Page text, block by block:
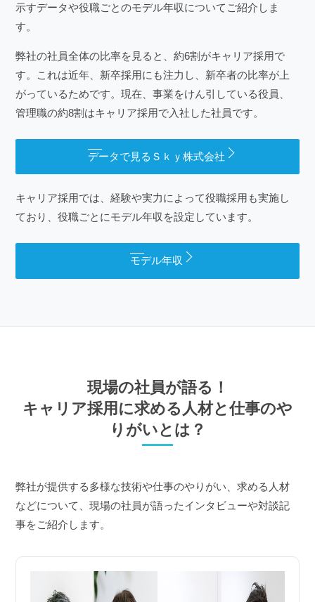
示すデータや役職ごとのモデル年収についてご紹介しま
す。
弊社の社員全体の比率を見ると、約6割がキャリア採用で
す。これは近年、新卒採用にも注力し、新卒者の比率が上
がっているためです。現在、事業をけん引している役員、
管理職の約8割はキャリア採用で入社した社員です。
データで見るＳｋｙ株式会社
キャリア採用では、経験や実力によって役職採用も実施し
ており、役職ごとにモデル年収を設定しています。
モデル年収
現場の社員が語る！
キャリア採用に求める人材と仕事のや
りがいとは？
弊社が提供する多様な技術や仕事のやりがい、求める人材
などについて、現場の社員が語ったインタビューや対談記
事をご紹介します。